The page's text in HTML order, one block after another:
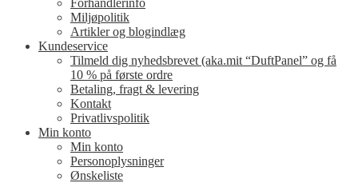
Forhandlerinfo
Miljøpolitik
Artikler og blogindlæg
Kundeservice
Tilmeld dig nyhedsbrevet (aka.mit “DuftPanel” og få
10 % på første ordre
Betaling, fragt & levering
Kontakt
Privatlivspolitik
Min konto
Min konto
Personoplysninger
Ønskeliste